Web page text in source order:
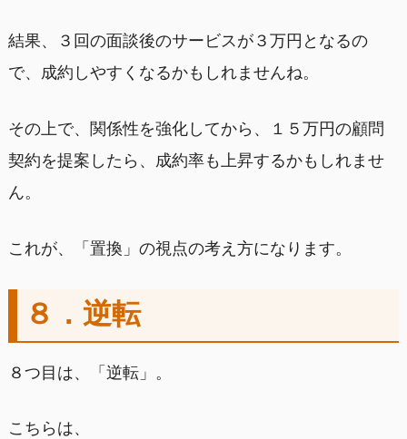
結果、３回の面談後のサービスが３万円となるの
で、成約しやすくなるかもしれませんね。
その上で、関係性を強化してから、１５万円の顧問
契約を提案したら、成約率も上昇するかもしれませ
ん。
これが、「置換」の視点の考え方になります。
８．逆転
８つ目は、「逆転」。
こちらは、